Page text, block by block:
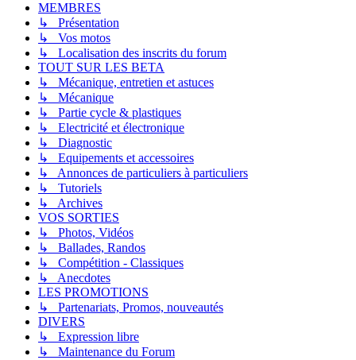
MEMBRES
↳ Présentation
↳ Vos motos
↳ Localisation des inscrits du forum
TOUT SUR LES BETA
↳ Mécanique, entretien et astuces
↳ Mécanique
↳ Partie cycle & plastiques
↳ Electricité et électronique
↳ Diagnostic
↳ Equipements et accessoires
↳ Annonces de particuliers à particuliers
↳ Tutoriels
↳ Archives
VOS SORTIES
↳ Photos, Vidéos
↳ Ballades, Randos
↳ Compétition - Classiques
↳ Anecdotes
LES PROMOTIONS
↳ Partenariats, Promos, nouveautés
DIVERS
↳ Expression libre
↳ Maintenance du Forum